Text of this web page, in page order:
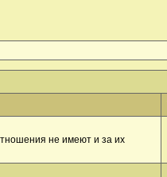
не имеют и за их